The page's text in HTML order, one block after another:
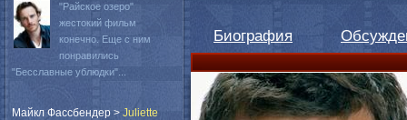
Биография
"Райское озеро"
жестокий фильм
конечно. Еще с ним
понравились
"Бесславные ублюдки"...
Майкл Фассбендер > Juliette